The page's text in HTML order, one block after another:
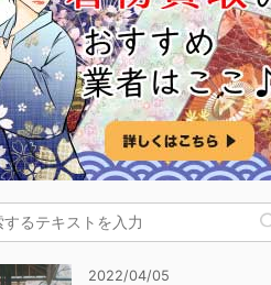
2022/04/05